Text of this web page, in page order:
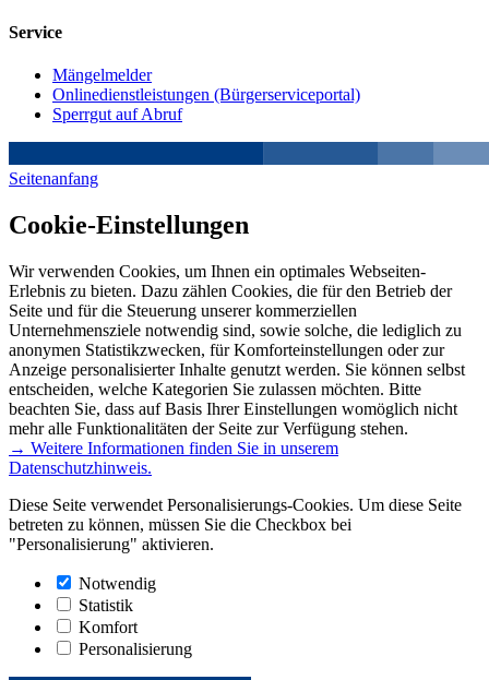
Service
Mängelmelder
Onlinedienstleistungen (Bürgerserviceportal)
Sperrgut auf Abruf
Seitenanfang
Cookie-Einstellungen
Wir verwenden Cookies, um Ihnen ein optimales Webseiten-
Erlebnis zu bieten. Dazu zählen Cookies, die für den Betrieb der
Seite und für die Steuerung unserer kommerziellen
Unternehmensziele notwendig sind, sowie solche, die lediglich zu
anonymen Statistikzwecken, für Komforteinstellungen oder zur
Anzeige personalisierter Inhalte genutzt werden. Sie können selbst
entscheiden, welche Kategorien Sie zulassen möchten. Bitte
beachten Sie, dass auf Basis Ihrer Einstellungen womöglich nicht
mehr alle Funktionalitäten der Seite zur Verfügung stehen.
→ Weitere Informationen finden Sie in unserem
Datenschutzhinweis.
Diese Seite verwendet Personalisierungs-Cookies. Um diese Seite
betreten zu können, müssen Sie die Checkbox bei
"Personalisierung" aktivieren.
Notwendig
Statistik
Komfort
Personalisierung